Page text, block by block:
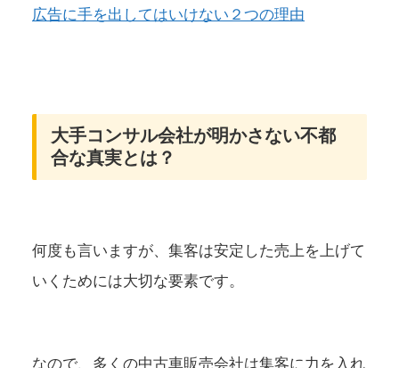
広告に手を出してはいけない２つの理由
大手コンサル会社が明かさない不都
合な真実とは？
何度も言いますが、集客は安定した売上を上げて
いくためには大切な要素です。
なので、多くの中古車販売会社は集客に力を入れ